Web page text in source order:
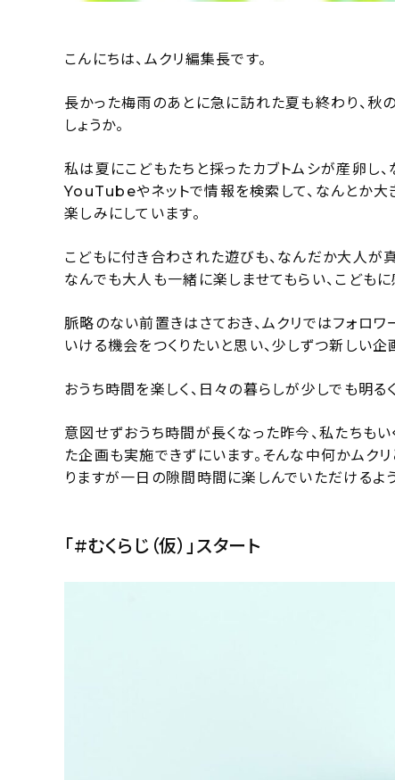
こんにちは、ムクリ編集長です。
長かった梅雨のあとに急に訪れた夏も終わり、秋
しょうか。
私は夏にこどもたちと採ったカブトムシが産卵し
YouTubeやネットで情報を検索して、なんとか大
楽しみにしています。
こどもに付き合わされた遊びも、なんだか大人が真
なんでも大人も一緒に楽しませてもらい、こどもに
脈略のない前置きはさておき、ムクリではフォロ
いける機会をつくりたいと思い、少しずつ新しい企
おうち時間を楽しく、日々の暮らしが少しでも明る
意図せずおうち時間が長くなった昨今、私たちも
た企画も実施できずにいます。そんな中何かムク
りますが一日の隙間時間に楽しんでいただけるよ
「#むくらじ（仮）」スタート